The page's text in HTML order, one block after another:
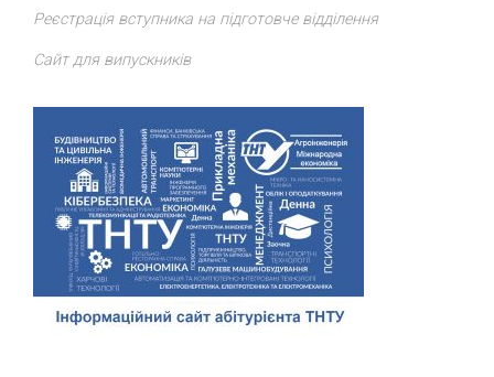
Реєстрація вступника на підготовче відділення
Сайт для випускників
Відділ доуніверситетської підготовки, профорієнтації та